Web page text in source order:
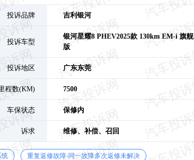
投诉品牌 吉利银河
投诉车型
银河星耀8 PHEV2025款 130km EM-i 旗舰
版
投诉地区 广东东莞
程数(KM) 7500
车保状态 保修内
诉求 维修、 补偿、 召回
统 重复返修故障-同一故障多次返修未解决